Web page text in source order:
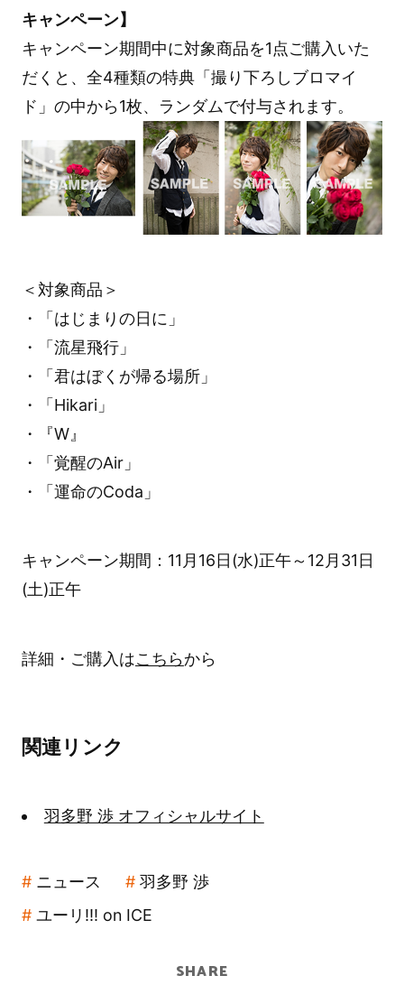
キャンペーン】
キャンペーン期間中に対象商品を1点ご購入いた
だくと、全4種類の特典「撮り下ろしブロマイ
ド」の中から1枚、ランダムで付与されます。
＜対象商品＞
・「はじまりの日に」
・「流星飛行」
・「君はぼくが帰る場所」
・「Hikari」
・『W』
・「覚醒のAir」
・「運命のCoda」
キャンペーン期間：11月16日(水)正午～12月31日
(土)正午
詳細・ご購入はこちらから
関連リンク
羽多野 渉 オフィシャルサイト
ニュース
羽多野 渉
ユーリ!!! on ICE
SHARE